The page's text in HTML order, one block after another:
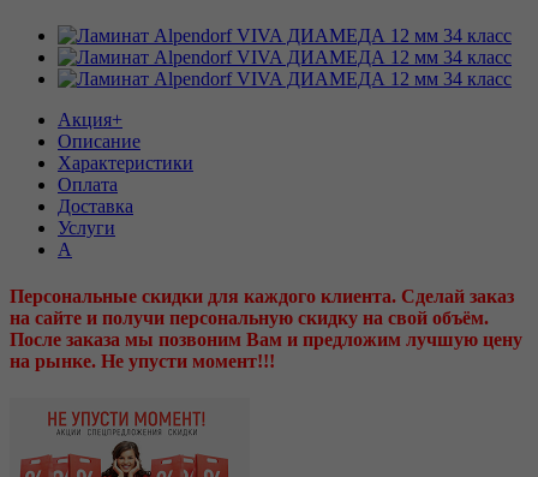
Акция+
Описание
Характеристики
Оплата
Доставка
Услуги
А
Персональные скидки для каждого клиента. Сделай заказ
на сайте и получи персональную скидку на свой объём.
После заказа мы позвоним Вам и предложим лучшую цену
на рынке. Не упусти момент!!!